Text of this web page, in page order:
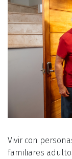
Vivir con
familiares